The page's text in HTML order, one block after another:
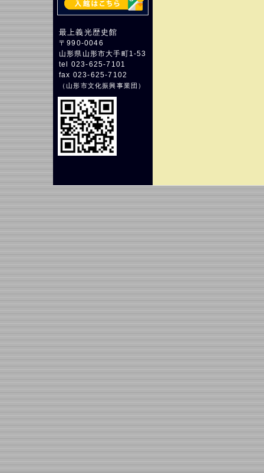
最上義光歴史館
〒990-0046
山形県山形市大手町1-53
tel 023-625-7101
fax 023-625-7102
（山形市文化振興事業団 ）